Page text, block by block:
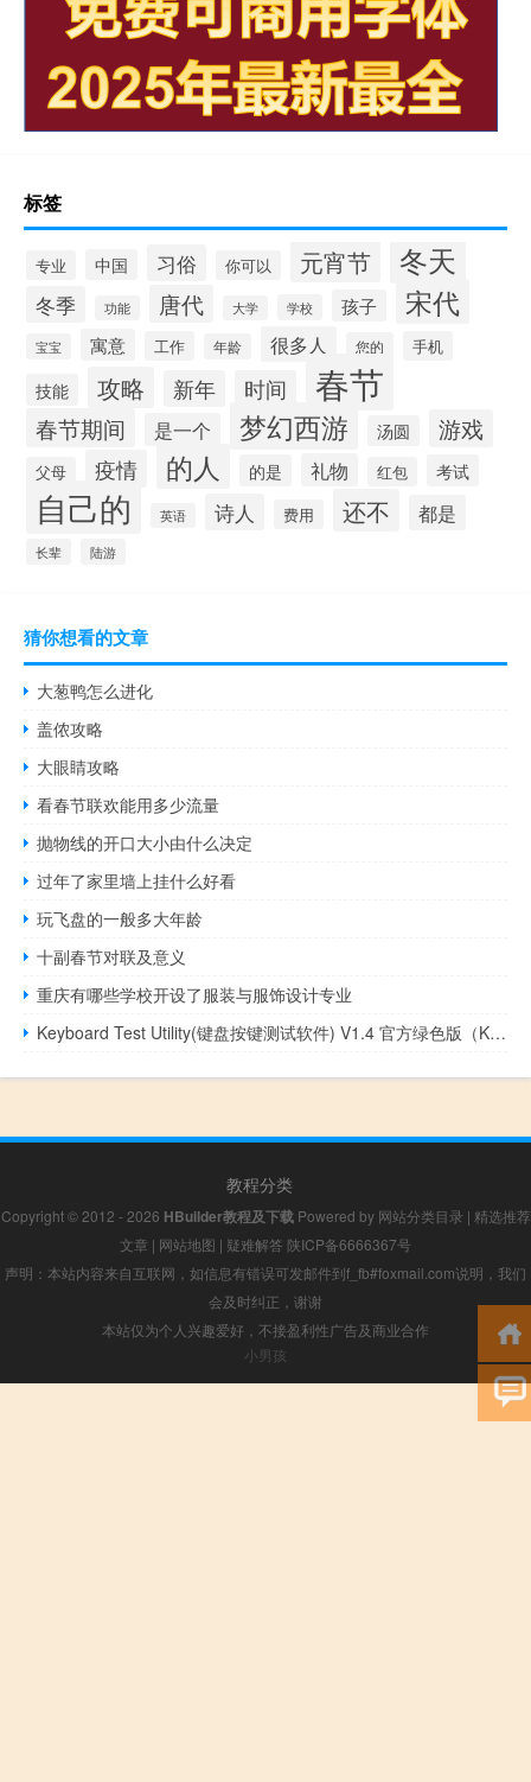
标签
专业 中国 习俗 你可以 元宵节 冬天
冬季 功能 唐代 大学 学校 孩子 宋代
宝宝 寓意 工作 年龄 很多人 您的 手机
技能 攻略 新年 时间 春节
春节期间 是一个 梦幻西游 汤圆 游戏
父母 疫情 的人 的是 礼物 红包 考试
自己的 英语 诗人 费用 还不 都是
长辈 陆游
猜你想看的文章
大葱鸭怎么进化
盖侬攻略
大眼睛攻略
看春节联欢能用多少流量
抛物线的开口大小由什么决定
过年了家里墙上挂什么好看
玩飞盘的一般多大年龄
十副春节对联及意义
重庆有哪些学校开设了服装与服饰设计专业
Keyboard Test Utility(键盘按键测试软件) V1.4 官方绿色版（Keyboard Test Utility(键盘按键测试软件) V1.4 官方绿色版功能简介）
教程分类
Copyright © 2012 - 2026 HBuilder教程及下载Powered by 网站分类目录 | 精选推荐
文章 | 网站地图 | 疑难解答 陕ICP备6666367号
声明：本站内容来自互联网，如信息有错误可发邮件到f_fb#foxmail.com说明，我们
会及时纠正，谢谢
本站仅为个人兴趣爱好，不接盈利性广告及商业合作
小男孩